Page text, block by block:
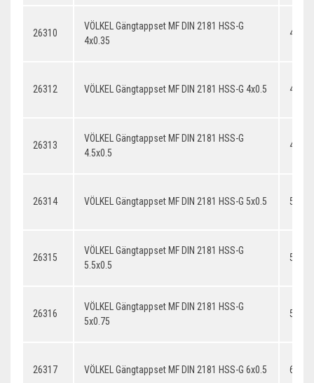
26310
VÖLKEL Gängtappset MF DIN 2181 HSS-G
4x0.35
26312 VÖLKEL Gängtappset MF DIN 2181 HSS-G 4x0.5 4x0.5
26313
VÖLKEL Gängtappset MF DIN 2181 HSS-G
4.5x0.5
26314 VÖLKEL Gängtappset MF DIN 2181 HSS-G 5x0.5 5x0.5
26315
VÖLKEL Gängtappset MF DIN 2181 HSS-G
5.5x0.5
26316
VÖLKEL Gängtappset MF DIN 2181 HSS-G
5x0.75
26317 VÖLKEL Gängtappset MF DIN 2181 HSS-G 6x0.5 6x0.5